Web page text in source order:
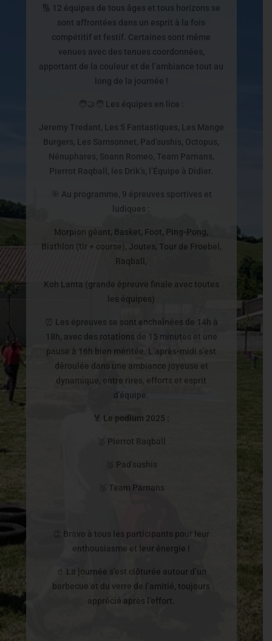
🔢 12 équipes de tous âges et tous horizons se
sont affrontées dans un esprit à la fois
compétitif et festif. Certaines sont même
venues avec des tenues coordonnées,
apportant de la couleur et de l’ambiance tout au
long de la journée !
🧑‍🤝‍🧑 Les équipes en lice :
Jeremy Tredant, Les 5 Fantastiques, Les Mange
Burgers, Les Samsonnet, Pad’sushis, Octopus,
Nénuphares, Soann Romeo, Team Parnans,
Pierrot Raqball, les Drik’s, l’Équipe à Didier.
🎯 Au programme, 9 épreuves sportives et
ludiques :
Morpion géant, Basket, Foot, Ping-Pong,
Biathlon (tir + course), Joutes, Tour de Froebel,
Raqball,
Koh Lanta (grande épreuve finale avec toutes
les équipes)
⏰ Les épreuves se sont enchaînées de 14h à
18h, avec des rotations de 15 minutes et une
pause à 16h bien méritée. L’après-midi s’est
déroulée dans une ambiance joyeuse et
dynamique, entre rires, efforts et esprit
d’équipe.
🏅 Le podium 2025 :
🥇 Pierrot Raqball
🥈 Pad’sushis
🥉 Team Parnans
👏 Bravo à tous les participants pour leur
enthousiasme et leur énergie !
🥤 La journée s’est clôturée autour d’un
barbecue et du verre de l’amitié, toujours
apprécié après l’effort.